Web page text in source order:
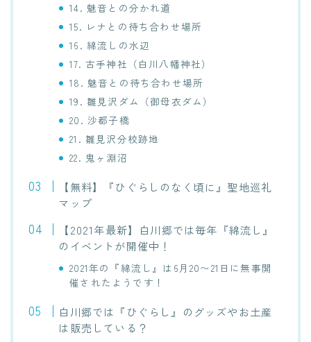
14. 魅音との分かれ道
15. レナとの待ち合わせ場所
16. 綿流しの水辺
17. 古手神社（白川八幡神社）
18. 魅音との待ち合わせ場所
19. 雛見沢ダム（御母衣ダム）
20. 沙都子橋
21. 雛見沢分校跡地
22. 鬼ヶ淵沼
【無料】『ひぐらしのなく頃に』聖地巡礼
マップ
【2021年最新】白川郷では毎年『綿流し』
のイベントが開催中！
2021年の『綿流し』は6月20〜21日に無事開
催されたようです！
白川郷では『ひぐらし』のグッズやお土産
は販売している？